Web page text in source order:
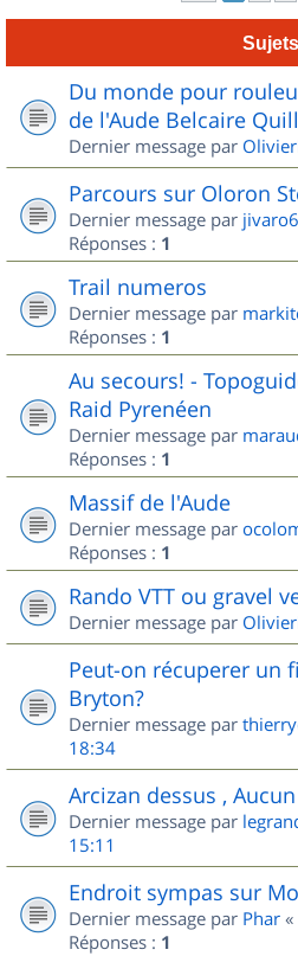
Sujets
Du monde pour
de l'Aude Belcaire
Dernier message par
Parcours sur Oloron
Dernier message par
Réponses : 1
Trail numeros
Dernier message par
Réponses : 1
Au secours! -
Raid Pyrenéen
Dernier message par
Réponses : 1
Massif de l'Aude
Dernier message par
Réponses : 1
Rando VTT ou gravel
Dernier message par
Peut-on récuperer un
Bryton?
Dernier message par
18:34
Arcizan dessus , Aucun
Dernier message par
15:11
Endroit sympas sur
Dernier message par Phar «
Réponses : 1